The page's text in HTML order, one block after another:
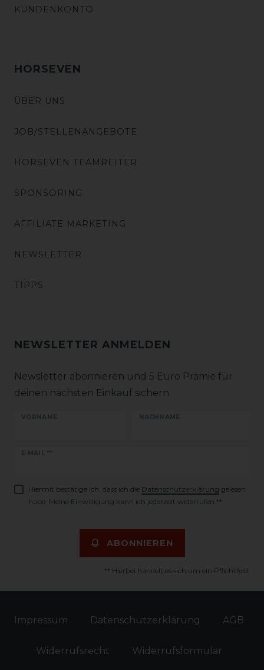
KUNDENKONTO
HORSEVEN
ÜBER UNS
JOB/STELLENANGEBOTE
HORSEVEN TEAMREITER
SPONSORING
AFFILIATE MARKETING
NEWSLETTER
TIPPS
NEWSLETTER ANMELDEN
Newsletter abonnieren und 5 Euro Prämie für
deinen nächsten Einkauf sichern
VORNAME NACHNAME
E-MAIL **
Newsletter
Hiermit bestätige ich, dass ich die Daten­schutz­erklärung gelesen
habe. Meine Einwilligung kann ich jederzeit widerrufen.**
ABONNIEREN
** Hierbei handelt es sich um ein Pflichtfeld.
Impressum Daten­schutz­erklärung AGB
Widerrufs­recht Widerrufs­formular